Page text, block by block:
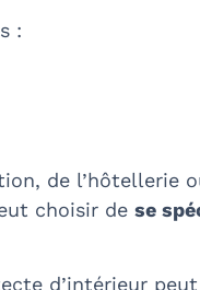
:
de l’hôtellerie
choisir de se
d’intérieur